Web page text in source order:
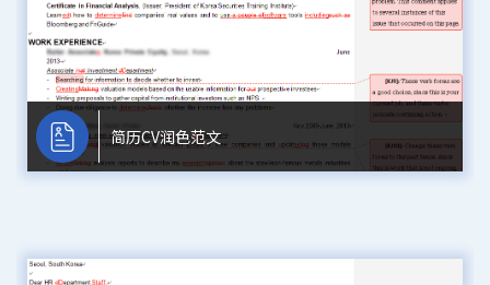
简历CV润色范文